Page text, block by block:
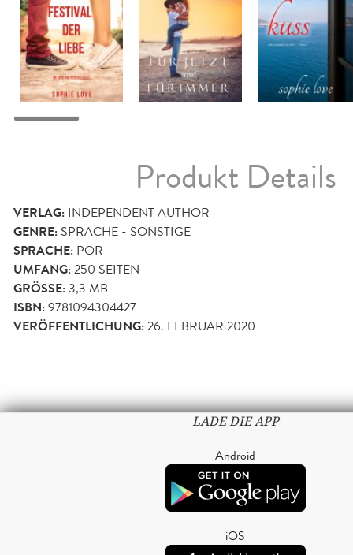
Produkt Details
VERLAG: INDEPENDENT AUTHOR
GENRE: SPRACHE - SONSTIGE
SPRACHE: POR
UMFANG:250 SEITEN
GRÖSSE: 3,3 MB
ISBN:9781094304427
VERÖFFENTLICHUNG:26. FEBRUAR 2020
LADE DIE APP
Android
iOS